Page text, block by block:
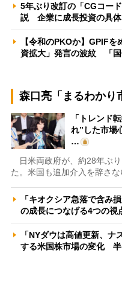
5年ぶり改訂の「CGコー
説 企業に成長投資の具
【令和のPKOか】GPIF
資拡大」発言の波紋 「
森口亮「まるわかり
「トレンド
れ”した市場
…
日米両政府が、約28年ぶ
た。米国も追加介入を辞さ
「キオクシア急落で含み
の成長につなげる4つの
「NYダウは高値更新、
する米国株市場の変化